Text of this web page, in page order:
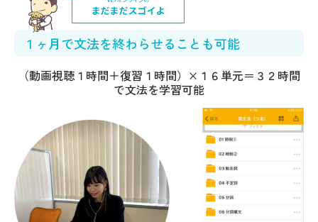
１ヶ月で文法を終わらせることも可能
（動画視聴１時間＋復習１時間）×１６単元＝３２時間
で文法を学習可能